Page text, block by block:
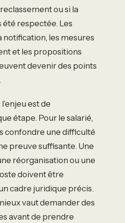
ou si la
été respectée. Les
notification, les mesures
et les propositions
devenir des points
est de
étape. Pour le salarié,
confondre une difficulté
preuve suffisante. Une
réorganisation ou une
doivent être
cadre juridique précis.
vaut demander des
avant de prendre